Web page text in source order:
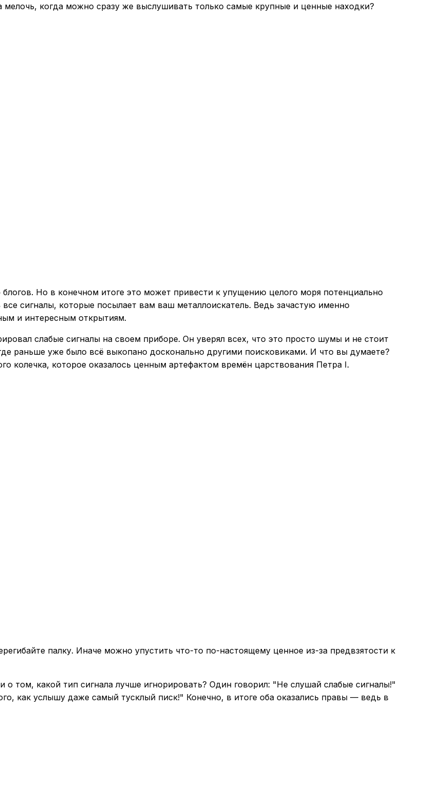
мелочь, когда можно сразу же выслушивать только самые крупные и ценные находки?
Но в конечном итоге это может привести к упущению целого моря потенциально
сигналы, которые посылает вам ваш металлоискатель. Ведь зачастую именно
и интересным открытиям.
слабые сигналы на своем приборе. Он уверял всех, что это просто шумы и не стоит
раньше уже было всё выкопано досконально другими поисковиками. И что вы думаете?
колечка, которое оказалось ценным артефактом времён царствования Петра I.
палку. Иначе можно упустить что-то по-настоящему ценное из-за предвзятости к
том, какой тип сигнала лучше игнорировать? Один говорил: "Не слушай слабые сигналы!"
как услышу даже самый тусклый писк!" Конечно, в итоге оба оказались правы — ведь в